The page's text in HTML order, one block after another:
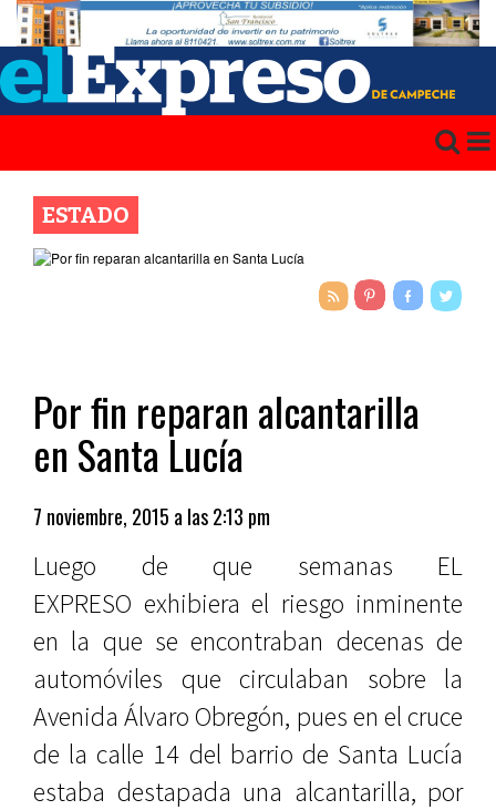
ESTADO
Por fin reparan alcantarilla
en Santa Lucía
7 noviembre, 2015 a las 2:13 pm
Luego de que semanas EL
EXPRESO exhibiera el riesgo inminente
en la que se encontraban decenas de
automóviles que circulaban sobre la
Avenida Álvaro Obregón, pues en el cruce
de la calle 14 del barrio de Santa Lucía
estaba destapada una alcantarilla, por